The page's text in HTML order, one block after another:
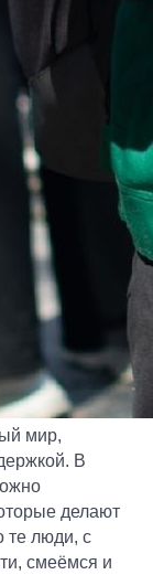
мир,
В
делают
те люди, с
смеёмся и